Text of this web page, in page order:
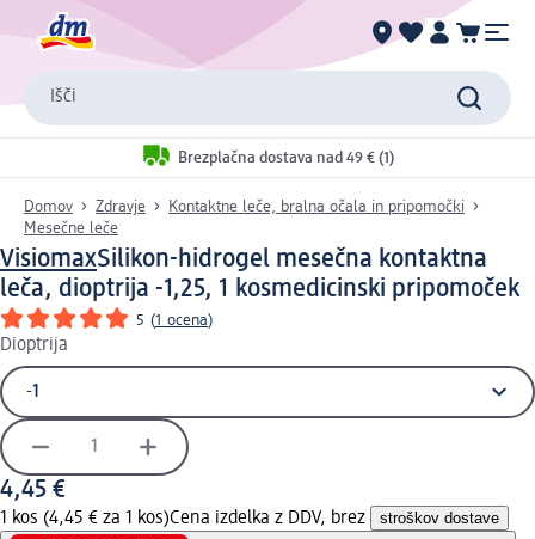
Išči
Brezplačna dostava nad 49 € (1)
Domov Zdravje
Kontaktne leče, bralna očala in pripomočki
Mesečne leče
VisiomaxSilikon-hidrogel mesečna kontaktna
leča, dioptrija -1,25, 1 kosmedicinski pripomoček
5 (1 ocena)
Dioptrija
4,45 €
1 kos (4,45 € za 1 kos)Cena izdelka z DDV, brez stroškov dostave